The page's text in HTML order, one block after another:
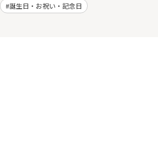
誕生日・お祝い・記念日